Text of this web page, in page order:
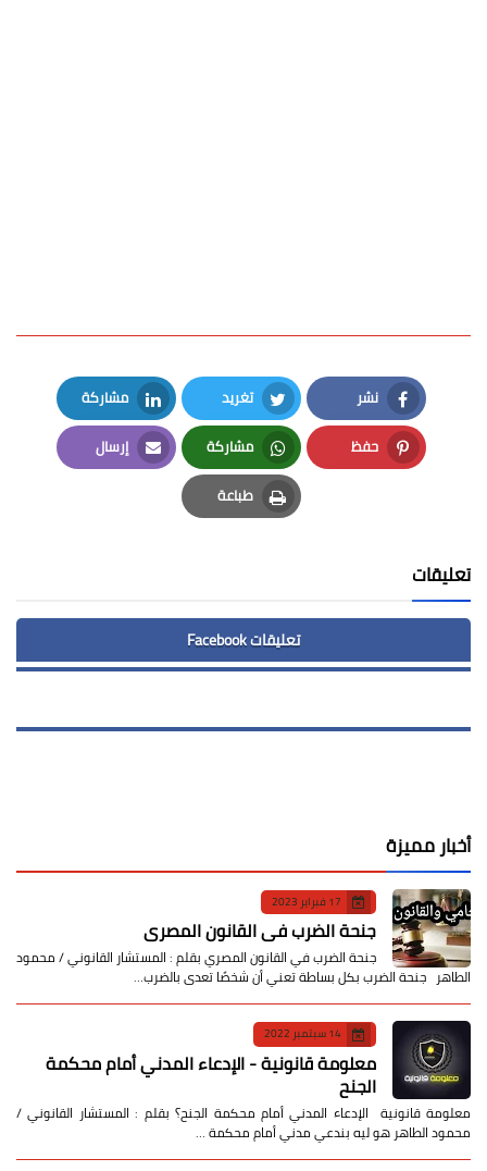
نشر
Facebook
تغريد
Twitter
مشاركة
LinkedIn
حفظ
Pinterest
مشاركة
Whatsapp
إرسال
Email
طباعة
Print
تعليقات
تعليقات Facebook
أخبار مميزة
17 فبراير 2023
جنحة الضرب في القانون المصري
جنحة الضرب في القانون المصري بقلم : المستشار القانوني / محمود
الطاهر جنحة الضرب بكل بساطة تعني أن شخصًا تعدى بالضرب…
14 سبتمبر 2022
معلومة قانونية - الإدعاء المدني أمام محكمة
الجنح
معلومة قانونية الإدعاء المدني أمام محكمة الجنح؟ بقلم : المستشار القانوني /
محمود الطاهر هو ليه بندعي مدني أمام محكمة …